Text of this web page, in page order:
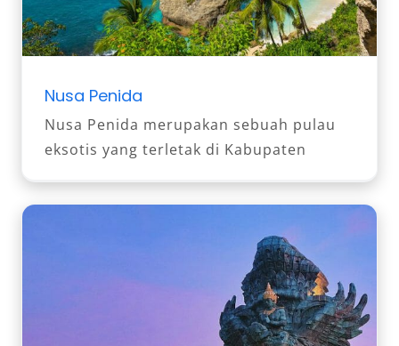
Nusa Penida
Nusa Penida merupakan sebuah pulau
eksotis yang terletak di Kabupaten